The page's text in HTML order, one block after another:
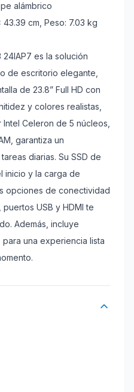
alámbrico
43.39 cm, Peso: 7.03 kg
es la solución
de escritorio elegante,
de 23.8” Full HD con
y colores realistas,
Celeron de 5 núcleos,
garantiza un
diarias. Su SSD de
inicio y la carga de
opciones de conectividad
USB y HDMI te
Además, incluye
una experiencia lista